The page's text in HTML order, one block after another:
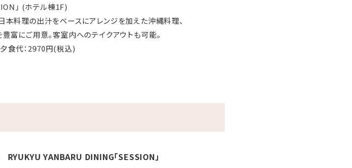
」 (ホテル棟1F)
料理の出汁をベースにアレンジを加えた沖縄料理、
富にご用意。客室内へのテイクアウトも可能。
代：2970円(税込)
カップルそれぞれが愉しめるビリヤードやダーツ、ボードゲーム等
21:00迄)
トドリンク等YANBARU DINING「SESSION」